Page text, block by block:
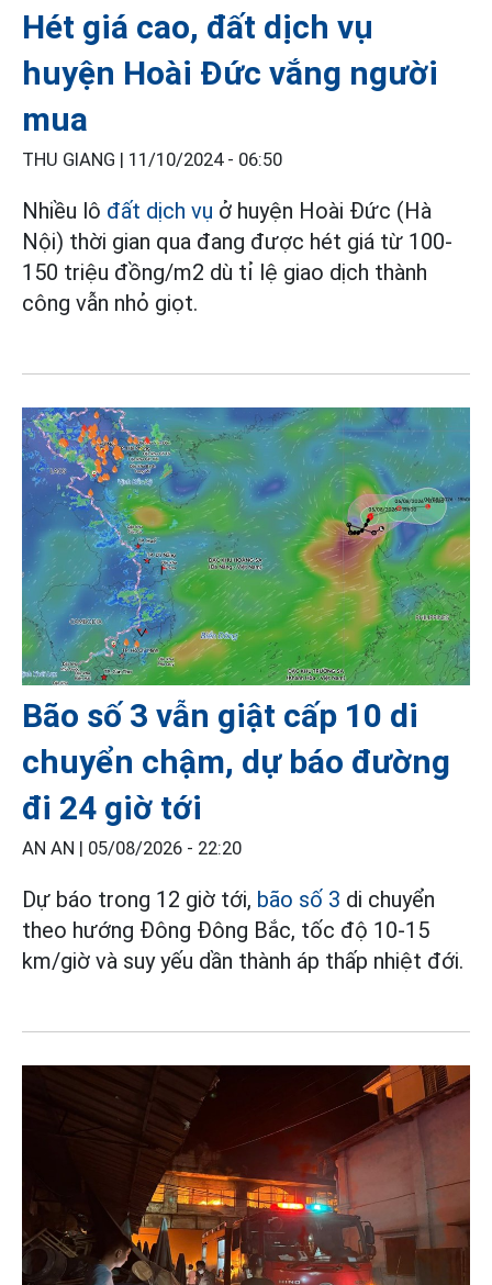
Hét giá cao, đất dịch vụ
huyện Hoài Đức vắng người
mua
THU GIANG | 11/10/2024 - 06:50
Nhiều lô đất dịch vụ ở huyện Hoài Đức (Hà
Nội) thời gian qua đang được hét giá từ 100-
150 triệu đồng/m2 dù tỉ lệ giao dịch thành
công vẫn nhỏ giọt.
Bão số 3 vẫn giật cấp 10 di
chuyển chậm, dự báo đường
đi 24 giờ tới
AN AN | 05/08/2026 - 22:20
Dự báo trong 12 giờ tới, bão số 3 di chuyển
theo hướng Đông Đông Bắc, tốc độ 10-15
km/giờ và suy yếu dần thành áp thấp nhiệt đới.